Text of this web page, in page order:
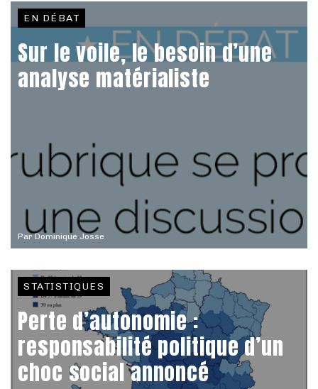
ParDominique Josse
EN DÉBAT
Sur le voile, le besoin d’une
analyse matérialiste
STATISTIQUES
Perte d’autonomie :
responsabilité politique d’un
choc social annoncé